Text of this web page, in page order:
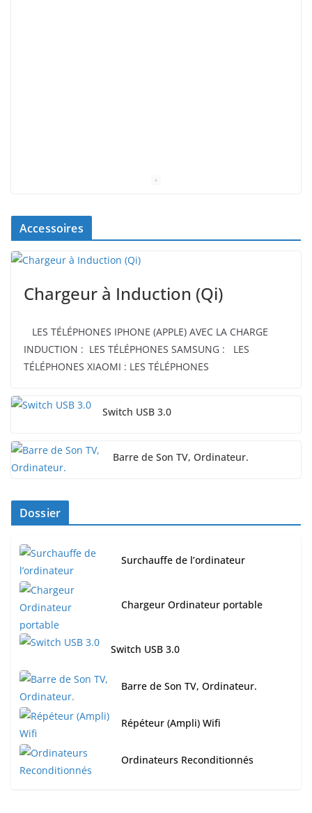
Accessoires
Chargeur à Induction (Qi)
LES TÉLÉPHONES IPHONE (APPLE) AVEC LA CHARGE
INDUCTION : LES TÉLÉPHONES SAMSUNG : LES
TÉLÉPHONES XIAOMI : LES TÉLÉPHONES
Switch USB 3.0
Barre de Son TV, Ordinateur.
Dossier
Surchauffe de l’ordinateur
Chargeur Ordinateur portable
Switch USB 3.0
Barre de Son TV, Ordinateur.
Répéteur (Ampli) Wifi
Ordinateurs Reconditionnés